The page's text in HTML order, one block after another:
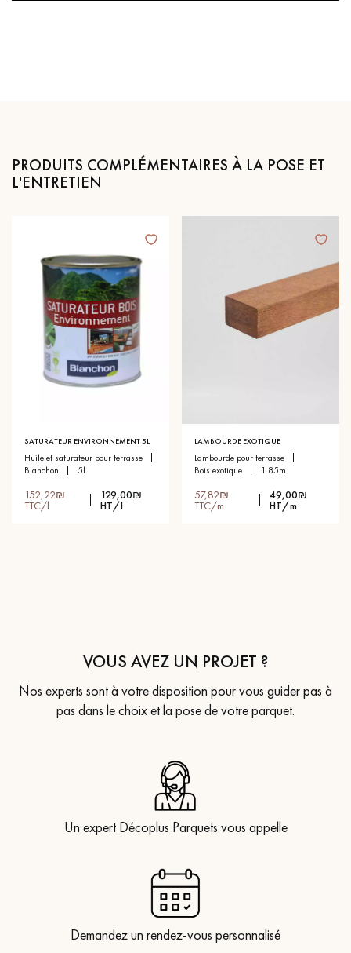
PRODUITS COMPLÉMENTAIRES À LA POSE ET
L'ENTRETIEN
SATURATEUR ENVIRONNEMENT 5L
huile et saturateur pour terrasse
blanchon
5l
152,22₪
TTC/l
129,00₪
HT/l
LAMBOURDE EXOTIQUE
lambourde pour terrasse
bois exotique
1.85m
57,82₪
TTC/m
49,00₪
HT/m
VOUS AVEZ UN PROJET ?
Nos experts sont à votre disposition pour vous guider pas à
pas dans le choix et la pose de votre parquet.
Un expert Décoplus Parquets vous appelle
Demandez un rendez-vous personnalisé